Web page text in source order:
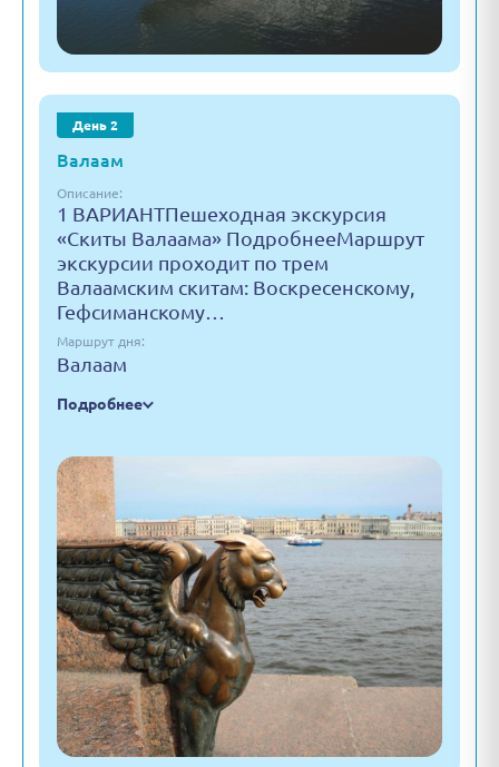
День 2
Валаам
Описание:
1 ВАРИАНТПешеходная экскурсия
«Скиты Валаама» ПодробнееМаршрут
экскурсии проходит по трем
Валаамским скитам: Воскресенскому,
Гефсиманскому…
Маршрут дня:
Валаам
Подробнее